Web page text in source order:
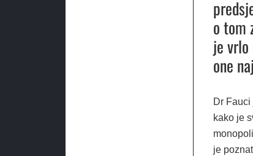
o tom
je
one
Dr
kako je
je